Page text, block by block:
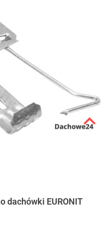
dachówki EURONIT